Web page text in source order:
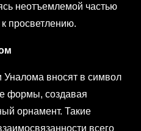
неотъемлемой частью
к просветлению.
Уналома вносят в символ
формы, создавая
орнамент. Такие
всего